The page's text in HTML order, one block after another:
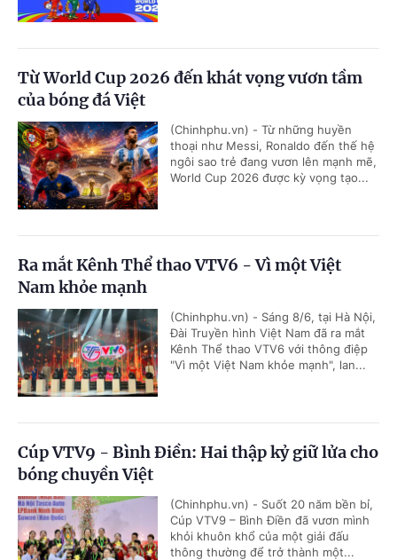
Từ World Cup 2026 đến khát vọng vươn tầm
của bóng đá Việt
(Chinhphu.vn) - Từ những huyền
thoại như Messi, Ronaldo đến thế hệ
ngôi sao trẻ đang vươn lên mạnh mẽ,
World Cup 2026 được kỳ vọng tạo...
Ra mắt Kênh Thể thao VTV6 - Vì một Việt
Nam khỏe mạnh
(Chinhphu.vn) - Sáng 8/6, tại Hà Nội,
Đài Truyền hình Việt Nam đã ra mắt
Kênh Thể thao VTV6 với thông điệp
"Vì một Việt Nam khỏe mạnh", lan...
Cúp VTV9 - Bình Điền: Hai thập kỷ giữ lửa cho
bóng chuyền Việt
(Chinhphu.vn) - Suốt 20 năm bền bỉ,
Cúp VTV9 – Bình Điền đã vươn mình
khỏi khuôn khổ của một giải đấu
thông thường để trở thành một...